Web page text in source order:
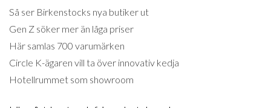
Så ser Birkenstocks nya butiker ut
Gen Z söker mer än låga priser
Här samlas 700 varumärken
Circle K-ägaren vill ta över innovativ kedja
Hotellrummet som showroom